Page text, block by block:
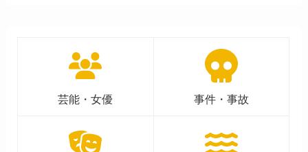
芸能・女優 事件・事故